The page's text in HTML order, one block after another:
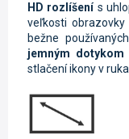
HD rozlíšenís
veľkosti
bežne
jemným dotykom
stlačení ikony v